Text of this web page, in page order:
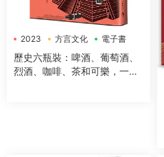
2023 方言文化 電子書
歷史六瓶裝：啤酒、葡萄酒、
烈酒、咖啡、茶和可樂，一字